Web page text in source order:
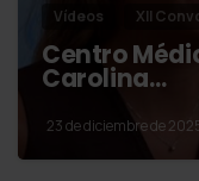
Vídeos XII
Centro
Carolina…
23 de diciembre de